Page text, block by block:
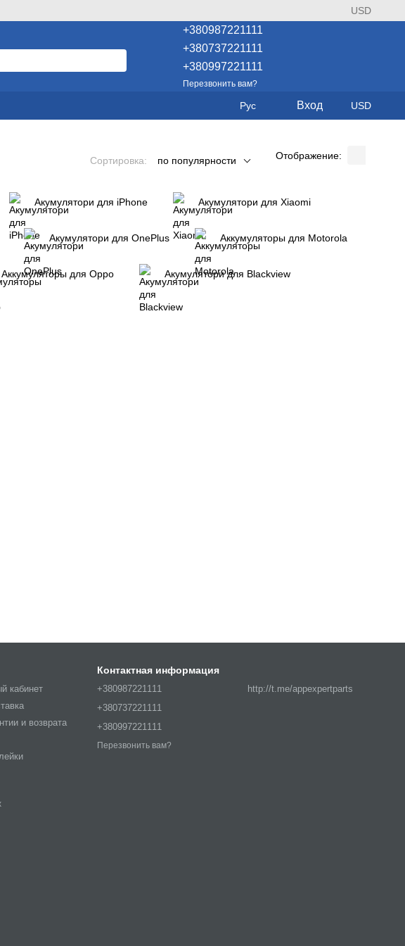
USD
+380987221111
+380737221111
+380997221111
Перезвонить вам?
Рус Вход USD
Сортировка: по популярности Отображение:
Акумулятори для iPhone Акумулятори для Xiaomi
Акумулятори для OnePlus Аккумуляторы для Motorola
Аккумуляторы для Oppo Акумулятори для Blackview
кабинет
и возврата
Контактная информация
+380987221111
+380737221111
+380997221111
Перезвонить вам?
http://t.me/appexpertparts